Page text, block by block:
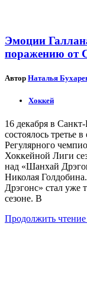
Эмоции
поражению от
Автор Наталья
Хоккей
16 декабря в
состоялось третье
Регулярного
Хоккейной Лиги
над «Шанхай
Николая
Дрэгонс» стал уже
сезоне. В
Продолжить чтение